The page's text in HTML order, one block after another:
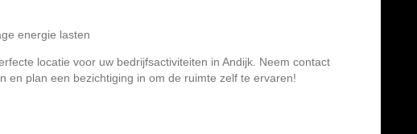
energie lasten
locatie voor uw bedrijfsactiviteiten in Andijk. Neem contact
en plan een bezichtiging in om de ruimte zelf te ervaren!